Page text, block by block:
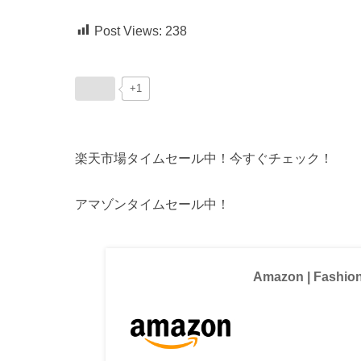
Post Views: 238
+1
楽天市場タイムセール中！今すぐチェック！
アマゾンタイムセール中！
Amazon |